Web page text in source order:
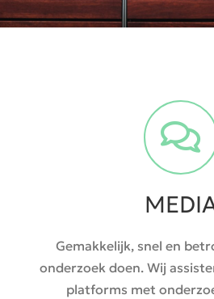
Gemakkelijk, snel en
onderzoek doen. Wij
platforms met